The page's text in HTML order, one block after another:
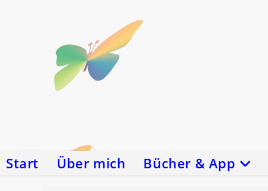
Start Über mich Bücher & App